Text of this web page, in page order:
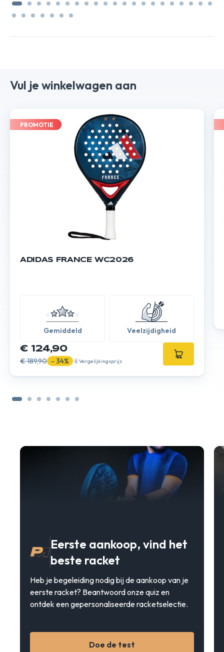
Vul je winkelwagen aan
PROMOTIE
ADIDAS FRANCE WC2026
Gemiddeld Veelzijdigheid
€ 124,90
€ 189,90 - 34% Vergelijkingsprijs
Eerste aankoop, vind het
beste racket
Heb je begeleiding nodig bij de aankoop van je
eerste racket? Beantwoord onze quiz en
ontdek een gepersonaliseerde racketselectie.
Doe de test